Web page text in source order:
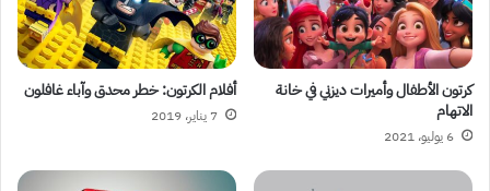
كرتون الأطفال وأمیرات دیزني في خانة
الاتھام
6 يوليو، 2021
أفلام الكرتون: خطر محدق وآباء غافلون
7 يناير، 2019